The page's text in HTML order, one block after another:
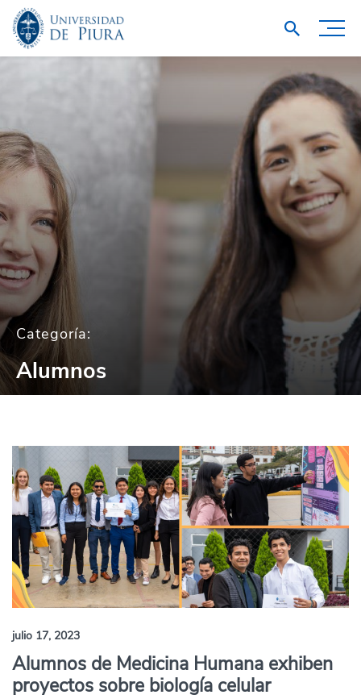
Categoría:
Alumnos
julio 17, 2023
Alumnos de Medicina Humana exhiben
proyectos sobre biología celular